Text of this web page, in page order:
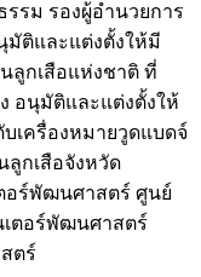
รม รองผู้อำนวยการ
มัติและแต่งตั้งให้มี
ลูกเสือแห่งชาติ ที่
ง อนุมัติและแต่งตั้งให้
เครื่องหมายวูดแบดจ์
กเสือจังหวัด
อร์พัฒนศาสตร์ ศูนย์
เตอร์พัฒนศาสตร์
ตร์